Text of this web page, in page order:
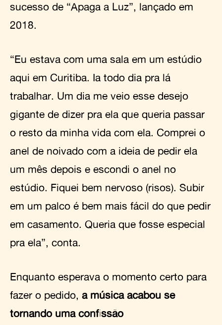
sucesso de “Apaga a Luz”, lançado em
2018.
“Eu estava com uma sala em um estúdio
aqui em Curitiba. Ia todo dia pra lá
trabalhar. Um dia me veio esse desejo
gigante de dizer pra ela que queria passar
o resto da minha vida com ela. Comprei o
anel de noivado com a ideia de pedir ela
um mês depois e escondi o anel no
estúdio. Fiquei bem nervoso (risos). Subir
em um palco é bem mais fácil do que pedir
em casamento. Queria que fosse especial
pra ela”, conta.
Enquanto esperava o momento certo para
fazer o pedido, a música acabou se
tornando uma confissão